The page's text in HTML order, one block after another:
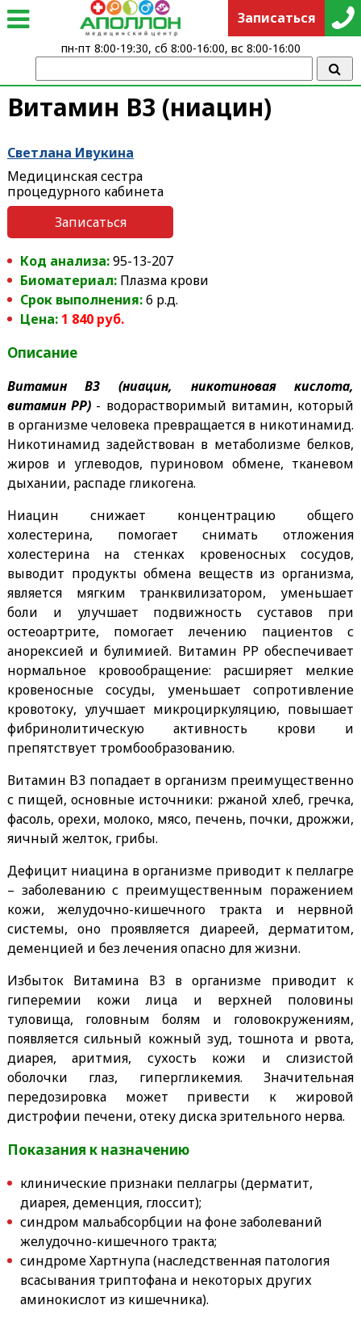
Витамин В3 (ниацин)
Светлана Ивукина
Медицинская сестра
процедурного кабинета
Записаться
Код анализа:95-13-207
Биоматериал: Плазма крови
Срок выполнения:6 р.д.
Цена: 1 840 руб.
Описание
Витамин В3 (ниацин, никотиновая кислота,
витамин PP) - водорастворимый витамин, который
в организме человека превращается в никотинамид.
Никотинамид задействован в метаболизме белков,
жиров и углеводов, пуриновом обмене, тканевом
дыхании, распаде гликогена.
Ниацин снижает концентрацию общего
холестерина, помогает снимать отложения
холестерина на стенках кровеносных сосудов,
выводит продукты обмена веществ из организма,
является мягким транквилизатором, уменьшает
боли и улучшает подвижность суставов при
остеоартрите, помогает лечению пациентов с
анорексией и булимией. Витамин PP обеспечивает
нормальное кровообращение: расширяет мелкие
кровеносные сосуды, уменьшает сопротивление
кровотоку, улучшает микроциркуляцию, повышает
фибринолитическую активность крови и
препятствует тромбообразованию.
Витамин B3 попадает в организм преимущественно
с пищей, основные источники: ржаной хлеб, гречка,
фасоль, орехи, молоко, мясо, печень, почки, дрожжи,
яичный желток, грибы.
Дефицит ниацина в организме приводит к пеллагре
– заболеванию с преимущественным поражением
кожи, желудочно-кишечного тракта и нервной
системы, оно проявляется диареей, дерматитом,
деменцией и без лечения опасно для жизни.
Избыток Витамина B3 в организме приводит к
гиперемии кожи лица и верхней половины
туловища, головным болям и головокружениям,
появляется сильный кожный зуд, тошнота и рвота,
диарея, аритмия, сухость кожи и слизистой
оболочки глаз, гипергликемия. Значительная
передозировка может привести к жировой
дистрофии печени, отеку диска зрительного нерва.
Показания к назначению
клинические признаки пеллагры (дерматит,
диарея, деменция, глоссит);
синдром мальабсорбции на фоне заболеваний
желудочно-кишечного тракта;
синдроме Хартнупа (наследственная патология
всасывания триптофана и некоторых других
аминокислот из кишечника).
Записаться
пн-пт 8:00-19:30, сб 8:00-16:00, вс 8:00-16:00